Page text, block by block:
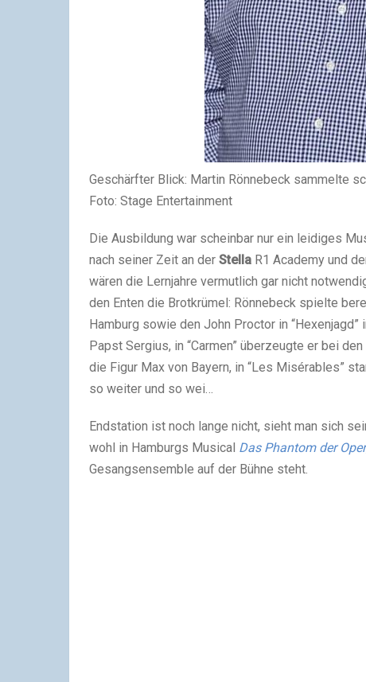
Geschärfter Blick: Martin Rönnebeck sammelte
Foto: Stage Entertainment
Die Ausbildung war scheinbar nur ein leidiges
nach seiner Zeit an der Stella R1 Academy und
wären die Lernjahre vermutlich gar nicht
den Enten die Brotkrümel: Rönnebeck spielte
Hamburg sowie den John Proctor in
Papst Sergius, in “Carmen” überzeugte er bei
die Figur Max von Bayern, in “Les Misérables”
so weiter und so wei…
Endstation ist noch lange nicht, sieht man sich
wohl in Hamburgs Musical Das Phantom der Oper
Gesangsensemble auf der Bühne steht.